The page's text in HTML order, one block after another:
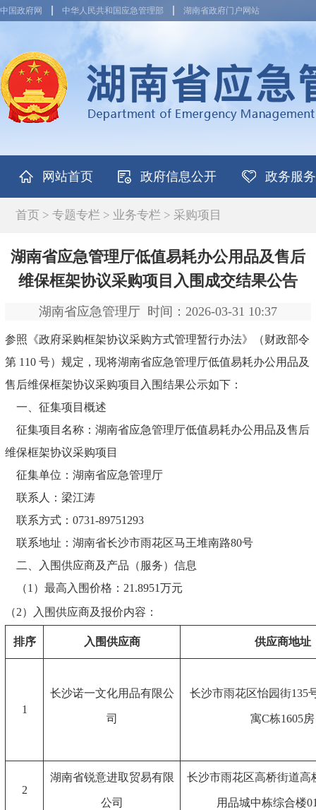
中国政府网 中华人民共和国应急管理部 湖南省政府门户网站
网站首页 政府信息公开 政务服务
首页> 专题专栏 > 业务专栏 > 采购项目
湖南省应急管理厅低值易耗办公用品及售后
维保框架协议采购项目入围成交结果公告
湖南省应急管理厅 时间：2026-03-31 10:37
参照《政府采购框架协议采购方式管理暂行办法》（财政部令
第 110 号）规定，现将湖南省应急管理厅低值易耗办公用品及
售后维保框架协议采购项目入围结果公示如下：
一、征集项目概述
征集项目名称：湖南省应急管理厅低值易耗办公用品及售后
维保框架协议采购项目
征集单位：湖南省应急管理厅
联系人：梁江涛
联系方式：0731-89751293
联系地址：湖南省长沙市雨花区马王堆南路80号
二、入围供应商及产品（服务）信息
（1）最高入围价格：21.8951万元
（2）入围供应商及报价内容：
排序 入围供应商 供应商地址
1
长沙诺一文化用品有限公
司
长沙市雨花区怡园街135
寓C栋1605房
2
湖南省锐意进取贸易有限
公司
长沙市雨花区高桥街道高
用品城中栋综合楼